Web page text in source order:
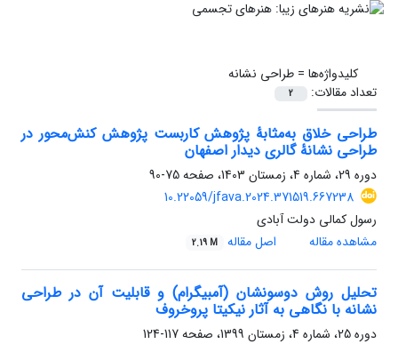
کلیدواژه‌ها =طراحی نشانه
تعداد مقالات:
2
طراحی خلاق به‌مثابۀ پژوهش کاربست پژوهش کنش‌محور در
طراحی نشانۀ گالری دیدار اصفهان
دوره 29، شماره 4، زمستان 1403، صفحه
75-90
10.22059/jfava.2024.371519.667238
رسول کمالی دولت آبادی
مشاهده مقاله
اصل مقاله 2.19 M
تحلیل روش دوسونشان (آمبیگرام) و قابلیت آن در طراحی
نشانه با نگاهی به آثار نیکیتا پروخروف
دوره 25، شماره 4، زمستان 1399، صفحه
117-124